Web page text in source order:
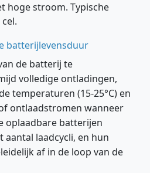
hoge stroom. Typische
batterijlevensduur
de batterij te
volledige ontladingen,
temperaturen (15-25°C) en
ontlaadstromen wanneer
oplaadbare batterijen
aantal laadcycli, en hun
af in de loop van de